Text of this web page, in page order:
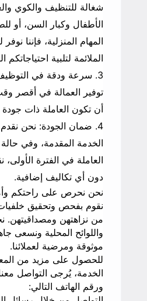
شغالة للتنظيف والكوي
الأطفال وكبار السن، أو
المهام المنزلية، فإننا
الملائمة لتلبية احتياجاتكم
سرعة ودقة في
توفير العمالة في أقصر
أن تكون العاملة ذات جودة
ضمان الجودة: نحن
الخدمة المقدمة، وفي
العاملة في الفترة الأولى،
دون أي تكاليف إضافية.
نحن نحرص على راحتكم
نقوم بفحص وتحقيق خلفيات
من نزاهتهن ومصداقيتهن.
واللوائح المحلية ونسعى
موثوقة ومرضية لعملائنا.
للحصول على مزيد من
الخدمة، يُرجى التواصل
ورقم الهاتف التالي: